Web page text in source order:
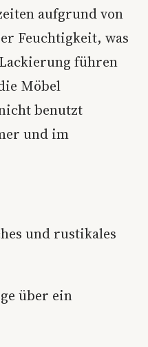
aufgrund von
Feuchtigkeit, was
führen
Möbel
benutzt
und im
und rustikales
über ein